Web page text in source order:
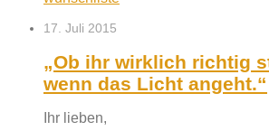
17. Juli 2015
„Ob ihr wirklich richtig
wenn das Licht angeht.“
Ihr lieben,